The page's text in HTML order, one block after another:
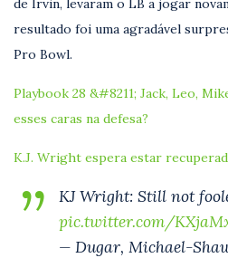
de Irvin, levaram o LB a jogar
resultado foi uma agradável
Pro Bowl.
Playbook 28 &#8211; Jack, Leo,
esses caras na defesa?
K.J. Wright espera estar
KJ Wright: Still not
pic.twitter.com/
— Dugar, Michael-